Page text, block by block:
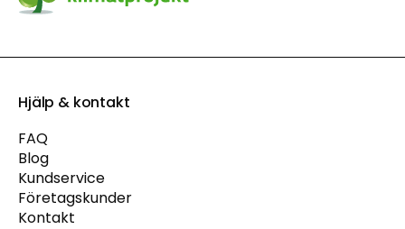
Hjälp & kontakt
FAQ
Blog
Kundservice
Företagskunder
Kontakt